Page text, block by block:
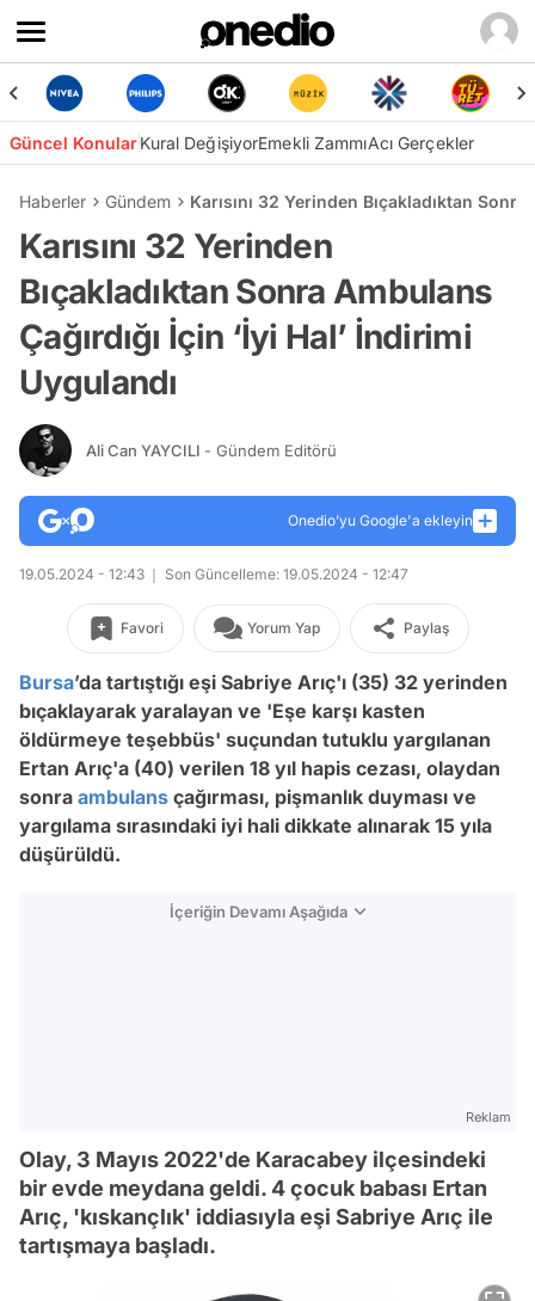
Güncel KonularKural DeğişiyorEmekli ZammıAcı Gerçekler
Haberler Gündem Karısını 32 Yerinden Bıçakladıktan
Karısını 32 Yerinden
Bıçakladıktan Sonra Ambulans
Çağırdığı İçin ‘İyi Hal’ İndirimi
Uygulandı
Ali Can YAYCILI - Gündem Editörü
Onedio’yu Google'a ekleyin
19.05.2024 - 12:43 Son Güncelleme: 19.05.2024 - 12:47
Favori Yorum Yap Paylaş
Bursa’da tartıştığı eşi Sabriye Arıç'ı (35) 32 yerinden
bıçaklayarak yaralayan ve 'Eşe karşı kasten
öldürmeye teşebbüs' suçundan tutuklu yargılanan
Ertan Arıç'a (40) verilen 18 yıl hapis cezası, olaydan
sonra ambulans çağırması, pişmanlık duyması ve
yargılama sırasındaki iyi hali dikkate alınarak 15 yıla
düşürüldü.
İçeriğin Devamı Aşağıda
Reklam
Olay, 3 Mayıs 2022'de Karacabey ilçesindeki
bir evde meydana geldi. 4 çocuk babası Ertan
Arıç, 'kıskançlık' iddiasıyla eşi Sabriye Arıç ile
tartışmaya başladı.